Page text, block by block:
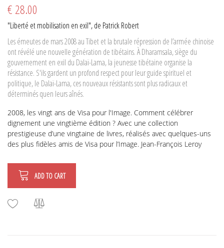
€ 28.00
"Liberté et mobilisation en exil", de Patrick Robert
Les émeutes de mars 2008 au Tibet et la brutale répression de l’armée chinoise
ont révélé une nouvelle génération de tibétains. À Dharamsala, siège du
gouvernement en exil du Dalaï-Lama, la jeunesse tibétaine organise la
résistance. S'ils gardent un profond respect pour leur guide spirituel et
politique, le Dalaï-Lama, ces nouveaux résistants sont plus radicaux et
déterminés quen leurs aînés.
2008, les vingt ans de Visa pour l'Image. Comment célébrer
dignement une vingtième édition ? Avec une collection
prestigieuse d’une vingtaine de livres, réalisés avec quelques-uns
des plus fidèles amis de Visa pour l’Image. Jean-François Leroy
ADD TO CART